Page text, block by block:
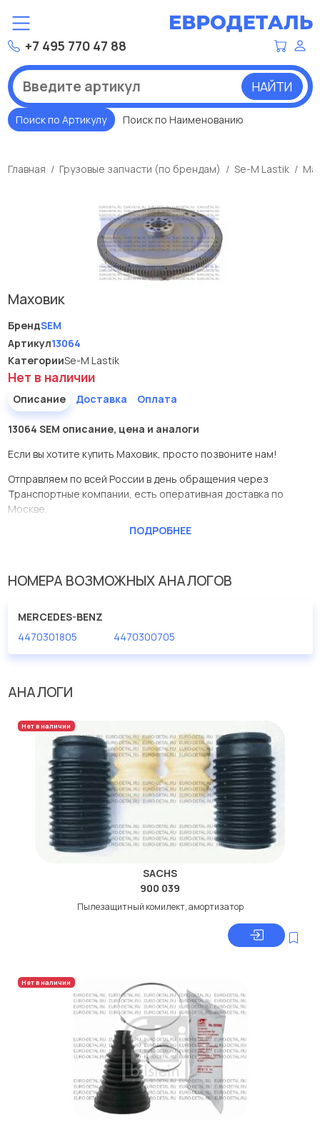
+7 495 770 47 88
НАЙТИ
Поиск по Артикулу Поиск по Наименованию
Главная Грузовые запчасти (по брендам) Se-M Lastik
Маховик
БрендSEM
Артикул13064
КатегорииSe-M Lastik
Нет в наличии
Описание Доставка Оплата
13064 SEM описание, цена и аналоги
Если вы хотите купить Маховик, просто позвоните нам!
Отправляем по всей России в день обращения через
Транспортные компании, есть оперативная доставка по
Москве.
Эта запчасть представлена по производителю SEM
Маховик в нашей компании Евродеталь представлены в
Мы продаем сертифицированные колодки тормозные
дисковые с гарантией от производителя SEM.
Вес [кг]
Сторона установки
ПОДРОБНЕЕ
НОМЕРА ВОЗМОЖНЫХ АНАЛОГОВ
MERCEDES-BENZ
4470301805
4470300705
АНАЛОГИ
Нет в наличии
SACHS
900 039
Пылезащитный комилект, амортизатор
Нет в наличии